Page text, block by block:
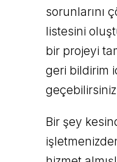
sorunlarını
listesini
bir projeyi
geri bildirim
Bir şey